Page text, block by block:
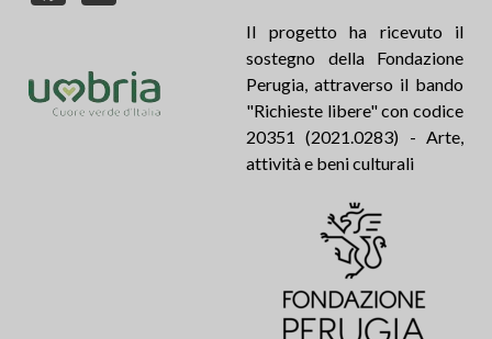
Il progetto ha ricevuto il
sostegno della Fondazione
Perugia, attraverso il bando
"Richieste libere" con codice
20351 (2021.0283) - Arte,
attività e beni culturali